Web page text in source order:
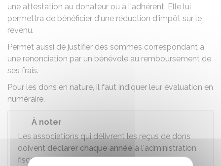
une attestation au donateur ou à l'adhérent. Elle lui
permettra de bénéficier d'une réduction d'impôt sur le
revenu.
Permet aussi de justifier des sommes correspondant à
une renonciation par un bénévole au remboursement de
ses frais.
Pour les dons en nature, il faut indiquer leur évaluation en
numéraire.
À noter
Les associations qui délivrent les reçus de dons
doivent déclarer chaque année à l'administration
fiscale le montant global des dons perçus et le